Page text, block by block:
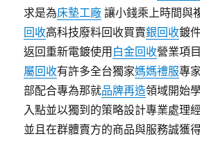
求是為床墊工廠 讓小錢乘上時間與
回收高科技廢料回收買賣銀回收鍍
返回重新電鍍使用 白金回收營業項
屬回收有許多全台獨家媽媽禮服專
部配合專為那就品牌再造領域開始
入點並以獨到的策略設計專業處理
並且在群體賣方的商品與服務誠獲